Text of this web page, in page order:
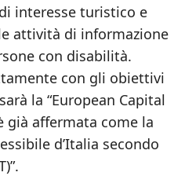
interesse turistico e
attività di informazione
con disabilità.
con gli obiettivi
la “European Capital
già affermata come la
d’Italia secondo